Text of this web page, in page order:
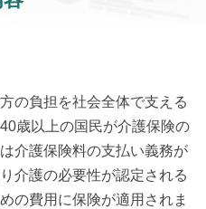
の負担を社会全体で支える
歳以上の国民が介護保険の
介護保険料の支払い義務が
介護の必要性が認定される
の費用に保険が適用されま